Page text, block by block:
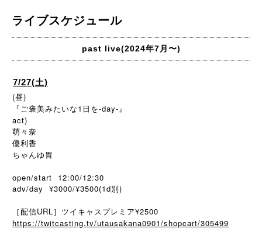
ライブスケジュール
past live(2024年7月〜)
7/27(土)
(昼)
『ご褒美みたいな1日を-day-』
act)
萌々奈
優利香
ちゃんゆ胃
open/start 12:00/12:30
adv/day ¥3000/¥3500(1d別)
［配信URL］ツイキャスプレミア¥2500
https://twitcasting.tv/utausakana0901/shopcart/305499